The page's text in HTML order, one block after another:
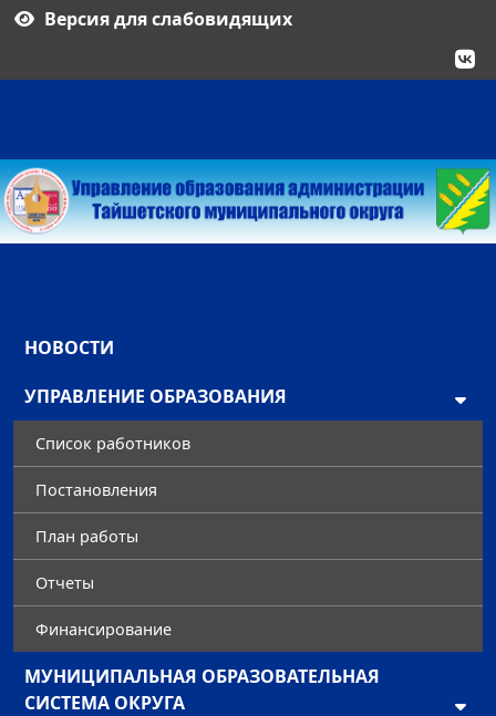
Версия для слабовидящих
НОВОСТИ
УПРАВЛЕНИЕ ОБРАЗОВАНИЯ
Список работников
Постановления
План работы
Отчеты
Финансирование
МУНИЦИПАЛЬНАЯ ОБРАЗОВАТЕЛЬНАЯ
СИСТЕМА ОКРУГА